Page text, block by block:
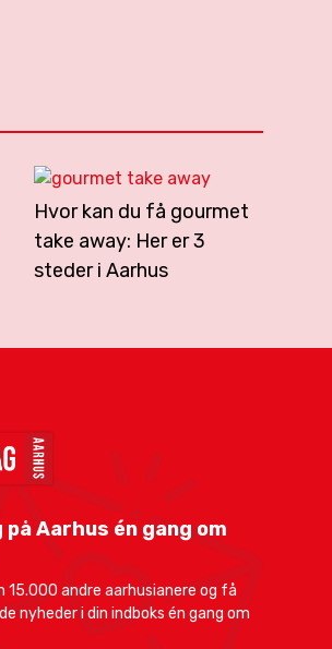
Hvor kan du få gourmet
take away: Her er 3
steder i Aarhus
på Aarhus én gang om
15.000 andre aarhusianere og få
nyheder i din indboks én gang om